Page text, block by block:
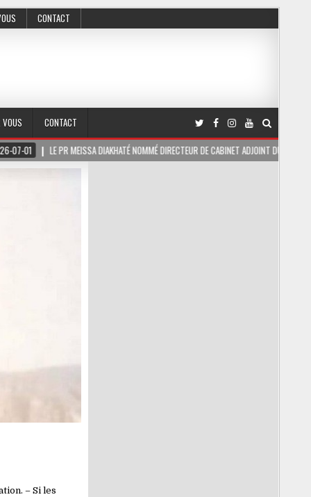
CONTACT
CONTACT
NOMMÉ DIRECTEUR DE CABINET ADJOINT DU PRÉSIDENT DE LA RÉPUBLIQUE
– Si les